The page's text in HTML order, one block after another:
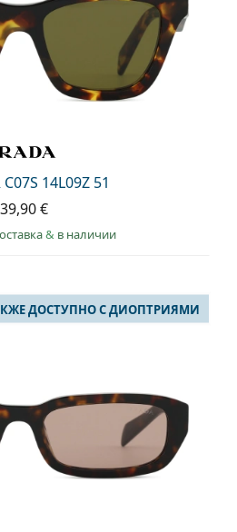
14L09Z 51
€
& в наличии
ДОСТУПНО С ДИОПТРИЯМИ